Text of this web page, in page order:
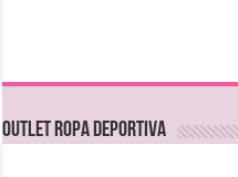
OUTLET ROPA DEPORTIVA